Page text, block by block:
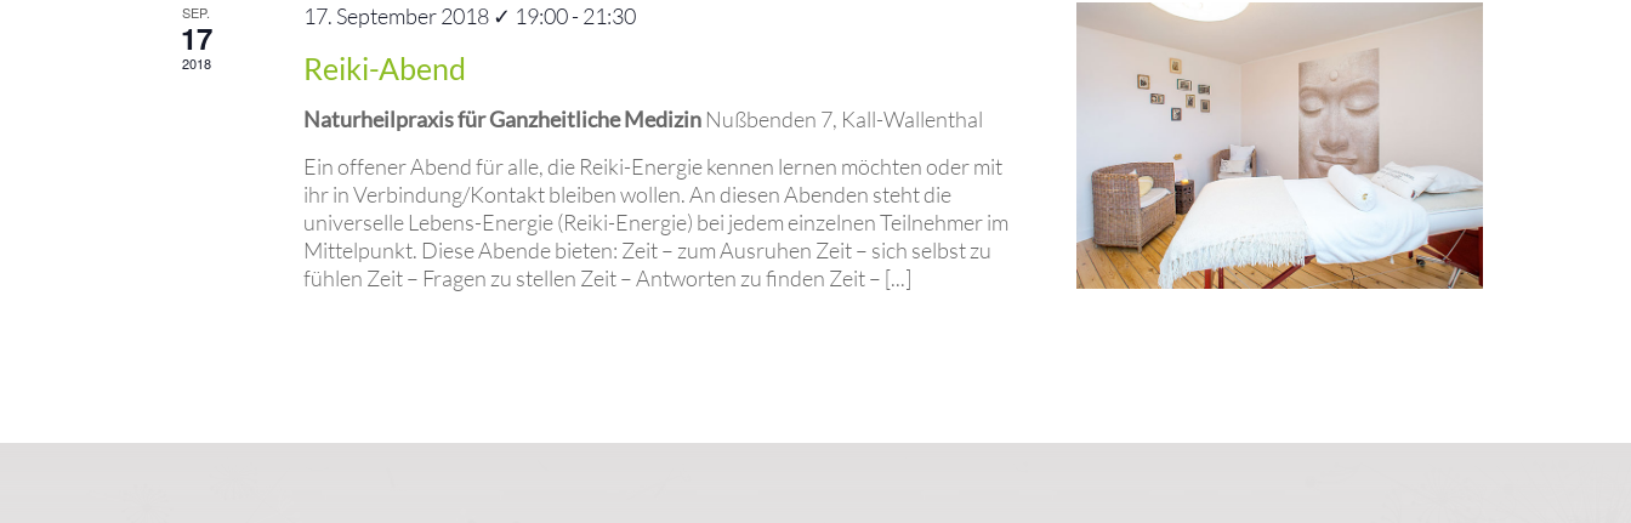
SEP.
17
2018
17. September 2018 ✓ 19:00- 21:30
Reiki-Abend
Naturheilpraxis für Ganzheitliche Medizin Nußbenden 7, Kall-Wallenthal
Ein offener Abend für alle, die Reiki-Energie kennen lernen möchten oder mit
ihr in Verbindung/Kontakt bleiben wollen. An diesen Abenden steht die
universelle Lebens-Energie (Reiki-Energie) bei jedem einzelnen Teilnehmer im
Mittelpunkt. Diese Abende bieten: Zeit – zum Ausruhen Zeit – sich selbst zu
fühlen Zeit – Fragen zu stellen Zeit – Antworten zu finden Zeit – [...]